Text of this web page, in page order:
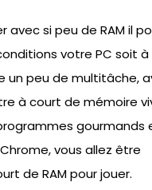
avec si peu de RAM il
votre PC soit
un peu de multitâche,
à court de mémoire
gourmands
vous allez être
de RAM pour jouer.